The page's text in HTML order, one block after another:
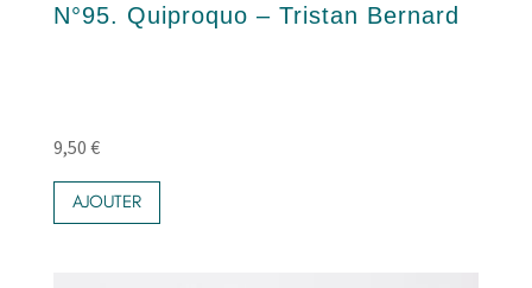
N°95. Quiproquo – Tristan Bernard
9,50 €
AJOUTER